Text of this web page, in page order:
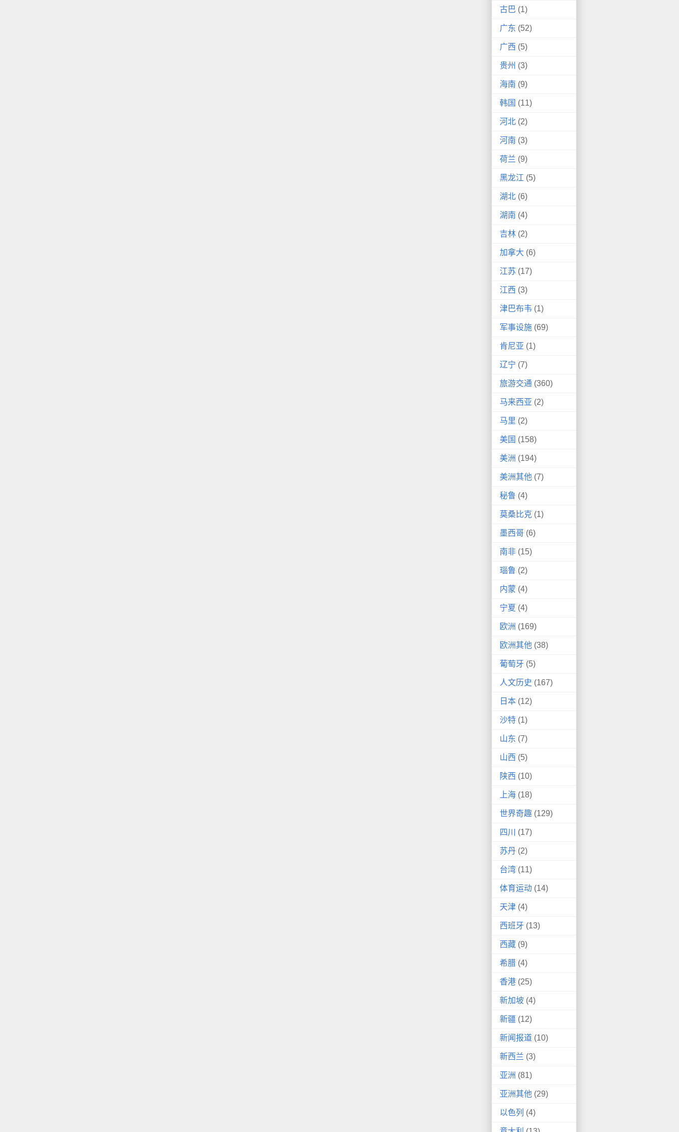
古巴 (1)
广东 (52)
广西 (5)
贵州 (3)
海南 (9)
韩国 (11)
河北 (2)
河南 (3)
荷兰 (9)
黑龙江 (5)
湖北 (6)
湖南 (4)
吉林 (2)
加拿大 (6)
江苏 (17)
江西 (3)
津巴布韦 (1)
军事设施 (69)
肯尼亚 (1)
辽宁 (7)
旅游交通 (360)
马来西亚 (2)
马里 (2)
美国 (158)
美洲 (194)
美洲其他 (7)
秘鲁 (4)
莫桑比克 (1)
墨西哥 (6)
南非 (15)
瑙鲁 (2)
内蒙 (4)
宁夏 (4)
欧洲 (169)
欧洲其他 (38)
葡萄牙 (5)
人文历史 (167)
日本 (12)
沙特 (1)
山东 (7)
山西 (5)
陕西 (10)
上海 (18)
世界奇趣 (129)
四川 (17)
苏丹 (2)
台湾 (11)
体育运动 (14)
天津 (4)
西班牙 (13)
西藏 (9)
希腊 (4)
香港 (25)
新加坡 (4)
新疆 (12)
新闻报道 (10)
新西兰 (3)
亚洲 (81)
亚洲其他 (29)
以色列 (4)